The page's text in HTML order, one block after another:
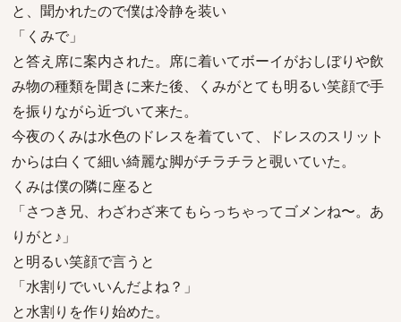
と、聞かれたので僕は冷静を装い
「くみで」
と答え席に案内された。席に着いてボーイがおしぼりや飲
み物の種類を聞きに来た後、くみがとても明るい笑顔で手
を振りながら近づいて来た。
今夜のくみは水色のドレスを着ていて、ドレスのスリット
からは白くて細い綺麗な脚がチラチラと覗いていた。
くみは僕の隣に座ると
「さつき兄、わざわざ来てもらっちゃってゴメンね〜。あ
りがと♪」
と明るい笑顔で言うと
「水割りでいいんだよね？」
と水割りを作り始めた。